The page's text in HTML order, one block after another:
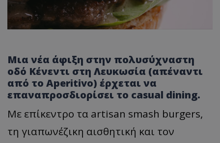
Μια νέα άφιξη στην πολυσύχναστη
οδό Κένεντι στη Λευκωσία (απέναντι
από το Aperitivo) έρχεται να
επαναπροσδιορίσει το casual dining.
Με επίκεντρο τα artisan smash burgers,
τη γιαπωνέζικη αισθητική και τον